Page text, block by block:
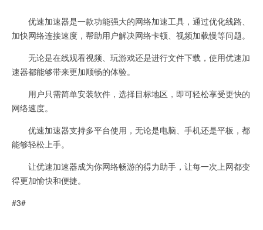
优速加速器是一款功能强大的网络加速工具，通过优化线路、
加快网络连接速度，帮助用户解决网络卡顿、视频加载慢等问题。
无论是在线观看视频、玩游戏还是进行文件下载，使用优速加
速器都能够带来更加顺畅的体验。
用户只需简单安装软件，选择目标地区，即可轻松享受更快的
网络速度。
优速加速器支持多平台使用，无论是电脑、手机还是平板，都
能够轻松上手。
让优速加速器成为你网络畅游的得力助手，让每一次上网都变
得更加愉快和便捷。
#3#